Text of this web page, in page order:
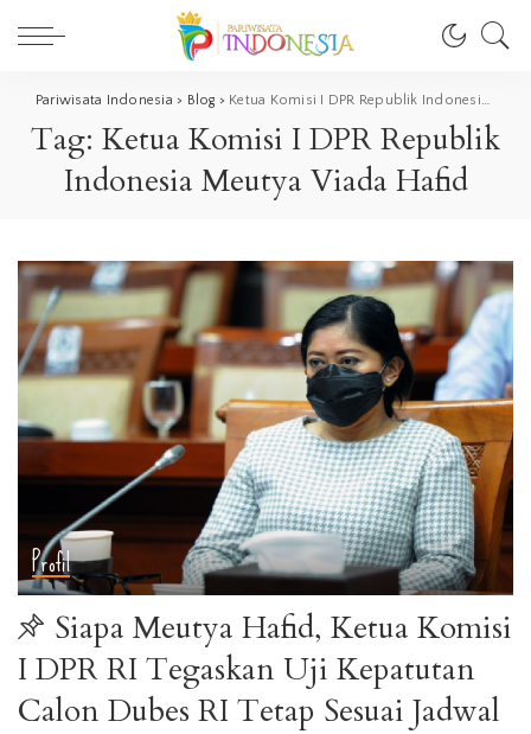
Pariwisata Indonesia > Blog > Ketua Komisi I DPR Republik Indonesia Meutya Viada Hafid
Tag: Ketua Komisi I DPR Republik
Indonesia Meutya Viada Hafid
Profil
Siapa Meutya Hafid, Ketua Komisi
I DPR RI Tegaskan Uji Kepatutan
Calon Dubes RI Tetap Sesuai Jadwal